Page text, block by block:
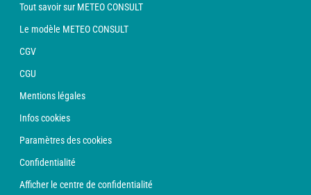
Tout savoir sur METEO CONSULT
Le modèle METEO CONSULT
CGV
CGU
Mentions légales
Infos cookies
Paramètres des cookies
Confidentialité
Afficher le centre de confidentialité